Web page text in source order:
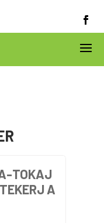
TOKAJ
A